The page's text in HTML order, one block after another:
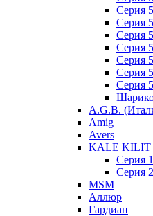
Серия
Серия
Серия
Серия
Серия
Серия
Серия
A.G.B.
Amig
Avers
KALE KILIT
Серия
Серия
MSM
Аллюр
Гардиан